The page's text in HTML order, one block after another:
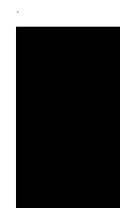
.